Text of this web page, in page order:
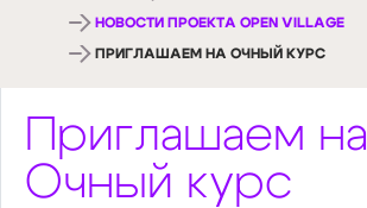
НОВОСТИ ПРОЕКТА OPEN VILLAGE
ПРИГЛАШАЕМ НА ОЧНЫЙ КУРС
Приглашаем на
Очный курс